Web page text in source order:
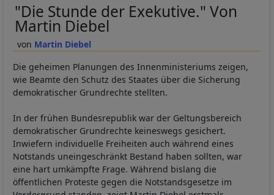
Martin Diebel
"Die Stunde der Exekutive." Von
Martin Diebel
Die geheimen Planungen des Innenministeriums zeigen,
wie Beamte den Schutz des Staates über die Sicherung
demokratischer Grundrechte stellten.
In der frühen Bundesrepublik war der Geltungsbereich
demokratischer Grundrechte keineswegs gesichert.
Inwiefern individuelle Freiheiten auch während eines
Notstands uneingeschränkt Bestand haben sollten, war
eine hart umkämpfte Frage. Während bislang die
öffentlichen Proteste gegen die Notstandsgesetze im